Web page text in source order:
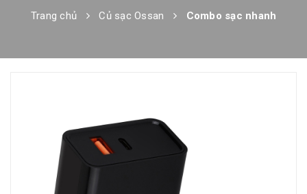
Trang chủ Củ sạc Ossan Combo sạc nhanh